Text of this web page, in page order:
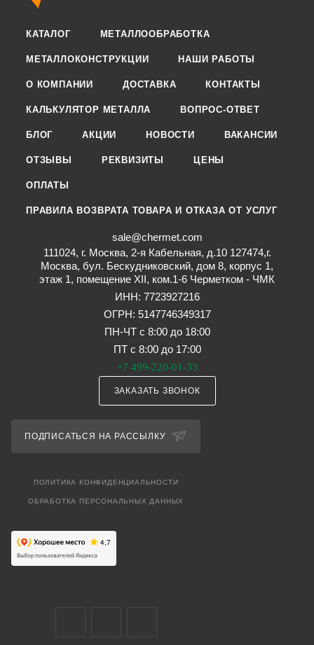
КАТАЛОГ МЕТАЛЛООБРАБОТКА
МЕТАЛЛОКОНСТРУКЦИИ НАШИ РАБОТЫ
О КОМПАНИИ ДОСТАВКА КОНТАКТЫ
КАЛЬКУЛЯТОР МЕТАЛЛА ВОПРОС-ОТВЕТ
БЛОГ АКЦИИ НОВОСТИ ВАКАНСИИ
ОТЗЫВЫ РЕКВИЗИТЫ ЦЕНЫ
ОПЛАТЫ
ПРАВИЛА ВОЗВРАТА ТОВАРА И ОТКАЗА ОТ УСЛУГ
sale@chermet.com
111024, г. Москва, 2-я Кабельная, д.10 127474,г.
Москва, бул. Бескудниковский, дом 8, корпус 1,
этаж 1, помещение XII, ком.1-6 Черметком - ЧМК
ИНН: 7723927216
ОГРН: 5147746349317
ПН-ЧТ с 8:00 до 18:00
ПТ с 8:00 до 17:00
+7 499-220-01-33
ЗАКАЗАТЬ ЗВОНОК
ПОДПИСАТЬСЯ НА РАССЫЛКУ
ПОЛИТИКА КОНФИДЕНЦИАЛЬНОСТИ
ОБРАБОТКА ПЕРСОНАЛЬНЫХ ДАННЫХ